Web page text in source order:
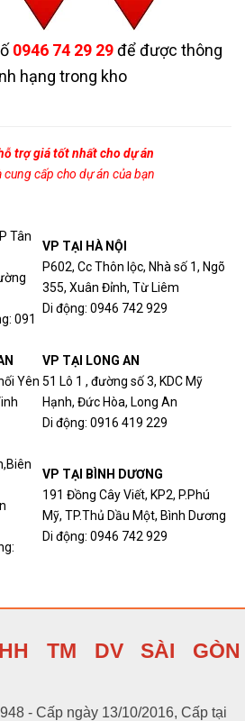
6x4 Horizontal Tee
0946 74 29 29để được thông
hạng trong kho
trợ giá tốt nhất cho dự án
cấp cho dự án của bạn
Tân
091
VP TẠI HÀ NỘI
P602, Cc Thôn lộc, Nhà số 1, Ngõ
355, Xuân Đỉnh, Từ Liêm
Di động: 0946 742 929
Yên
VP TẠI LONG AN
51 Lô 1 , đường số 3, KDC Mỹ
Hạnh, Đức Hòa, Long An
Di động: 0916 419 229
VP TẠI BÌNH DƯƠNG
191 Đồng Cây Viết, KP2, P.Phú
Mỹ, TP.Thủ Dầu Một, Bình Dương
Di động: 0946 742 929
TM DV SÀI GÒN
- Cấp ngày 13/10/2016, Cấp tại